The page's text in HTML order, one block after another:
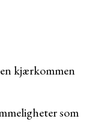
kjærkommen
som